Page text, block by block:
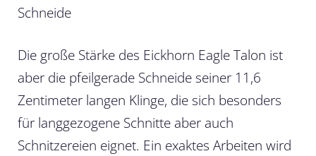
Schneide
Die große Stärke des Eickhorn Eagle Talon ist
aber die pfeilgerade Schneide seiner 11,6
Zentimeter langen Klinge, die sich besonders
für langgezogene Schnitte aber auch
Schnitzereien eignet. Ein exaktes Arbeiten wird